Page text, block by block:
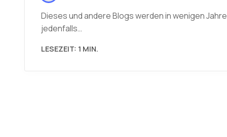
Dieses und andere Blogs werden in wenigen
jedenfalls…
LESEZEIT: 1 MIN.